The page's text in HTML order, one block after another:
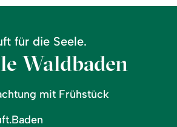
für die Seele.
Waldbaden
mit Frühstück